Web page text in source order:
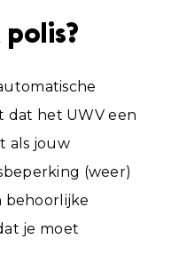
dat het UWV een
als jouw
(weer)
behoorlijke
je moet